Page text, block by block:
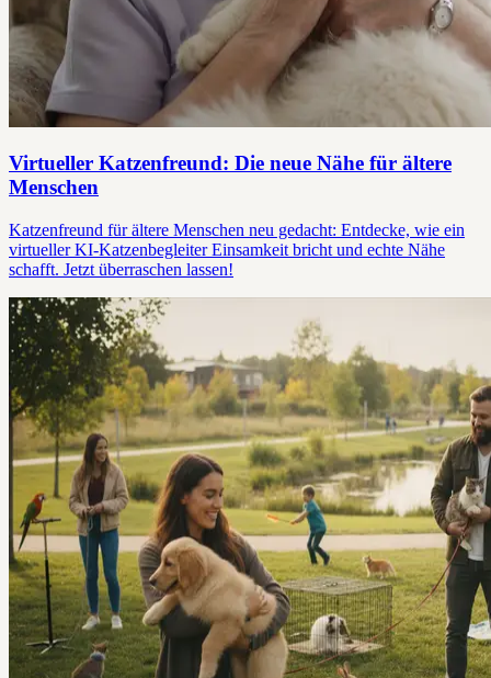
Virtueller Katzenfreund: Die neue Nähe für ältere
Menschen
Katzenfreund für ältere Menschen neu gedacht: Entdecke, wie ein
virtueller KI-Katzenbegleiter Einsamkeit bricht und echte Nähe
schafft. Jetzt überraschen lassen!